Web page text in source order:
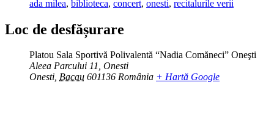
ada milea, biblioteca, concert, onesti, recitalurile verii
Loc de desfășurare
Platou Sala Sportivă Polivalentă “Nadia Comăneci” Oneşti
Aleea Parcului 11, Onesti
Onesti, Bacau 601136 România + Hartă Google